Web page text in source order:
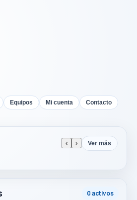
Equipos Mi cuenta Contacto
‹ › Ver más
0 activos